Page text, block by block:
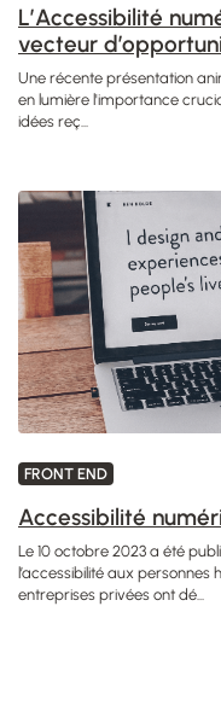
L’Accessibilité
vecteur
Une récente présentation
en lumière l'importance
idées reç...
FRONT END
Accessibilité
Le 10 octobre 2023 a été
l’accessibilité aux
entreprises privées ont dé...